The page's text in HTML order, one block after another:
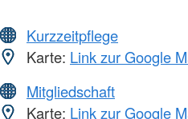
Kurzzeitpflege
Karte: Link zur Google
Mitgliedschaft
Karte: Link zur Google